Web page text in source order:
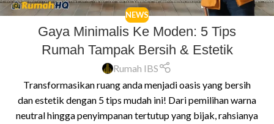
NEWS
Gaya Minimalis Ke Moden: 5 Tips
Rumah Tampak Bersih & Estetik
Rumah IBS
Transformasikan ruang anda menjadi oasis yang bersih
dan estetik dengan 5 tips mudah ini! Dari pemilihan warna
neutral hingga penyimpanan tertutup yang bijak, rahsianya